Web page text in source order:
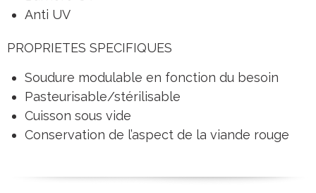
Anti UV
PROPRIETES SPECIFIQUES
Soudure modulable en fonction du besoin
Pasteurisable/stérilisable
Cuisson sous vide
Conservation de l’aspect de la viande rouge